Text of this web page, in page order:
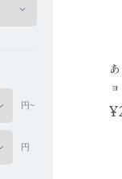
円~
円